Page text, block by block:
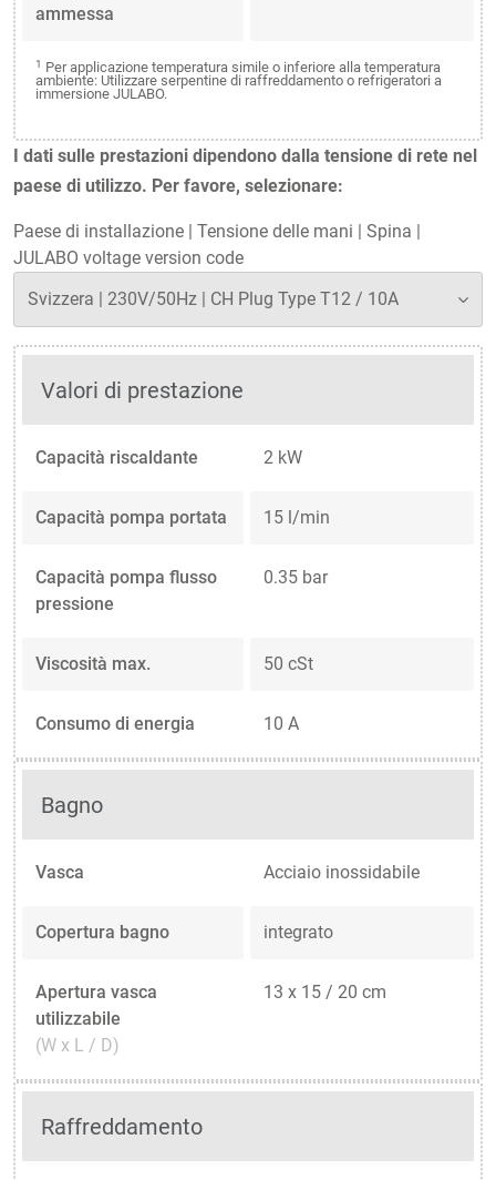
ammessa
1 Per applicazione temperatura simile o inferiore alla temperatura
ambiente: Utilizzare serpentine di raffreddamento o refrigeratori a
immersione JULABO.
I dati sulle prestazioni dipendono dalla tensione di rete nel
paese di utilizzo. Per favore, selezionare:
Paese di installazione Tensione delle mani Spina
JULABO voltage version code
Valori di prestazione
Capacità riscaldante 2 kW
Capacità pompa portata 15 l/min
Capacità pompa flusso
pressione
0.35 bar
Viscosità max. 50 cSt
Consumo di energia 10 A
Bagno
Vasca Acciaio inossidabile
Copertura bagno integrato
Apertura vasca
utilizzabile
(W x L / D)
13 x 15 / 20 cm
Raffreddamento